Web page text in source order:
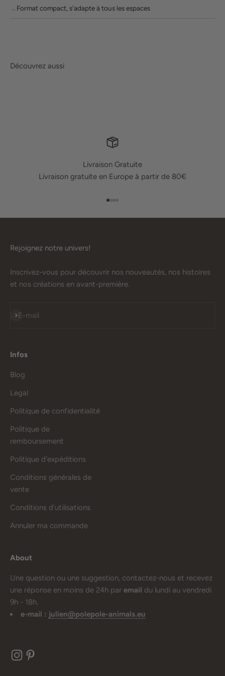
Format compact, s'adapte à tous les espaces
Découvrez aussi
Livraison Gratuite
Livraison gratuite en Europe à partir de 80€
Rejoignez notre univers!
Inscrivez-vous pour découvrir nos nouveautés, nos histoires
et nos créations en avant-première.
E-mail
S'inscrire
Infos
Blog
Legal
Politique de confidentialité
Politique de
remboursement
Politique d'expéditions
Conditions générales de
vente
Conditions d'utilisations
Annuler ma commande
About
Une question ou une suggestion, contactez-nous et recevez
une réponse en moins de 24h par email du lundi au vendredi
9h - 18h.
e-mail : julien@polepole-animals.eu